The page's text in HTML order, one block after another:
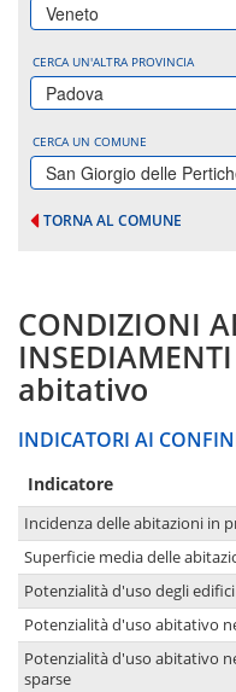
Veneto
CERCA UN'ALTRA PROVINCIA
Padova
CERCA UN COMUNE
San Giorgio delle
TORNA AL COMUNE
CONDIZIONI
INSEDIAMENTI
abitativo
INDICATORI AI
Indicatore
Incidenza delle abitazioni in
Superficie media delle
Potenzialità d'uso degli edifici
Potenzialità d'uso abitativo
Potenzialità d'uso abitativo
sparse